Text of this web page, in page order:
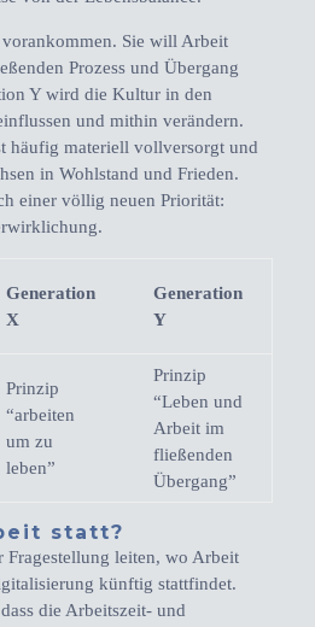
Sie will Arbeit
Prozess und Übergang
Y wird die Kultur in den
und mithin verändern.
häufig materiell vollversorgt und
in Wohlstand und Frieden.
einer völlig neuen Priorität:
Generation
X
Generation
Y
Prinzip
“arbeiten
um zu
leben”
Prinzip
“Leben und
Arbeit im
fließenden
Übergang”
statt?
Fragestellung leiten, wo Arbeit
künftig stattfindet.
die Arbeitszeit- und